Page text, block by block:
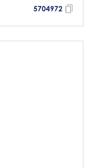
5704972